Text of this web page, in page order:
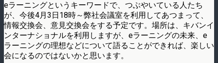
eラーニングというキーワードで、つぶやいている人たち
が、今後4月3日18時～弊社会議室を利用してあつまって、
情報交換会、意見交換会をする予定です。場所は、キバンイ
ンターナショナルを利用しますが、eラーニングの未来、e
ラーニングの理想などについて語ることができれば、楽しい
会になるのではないかと思います。